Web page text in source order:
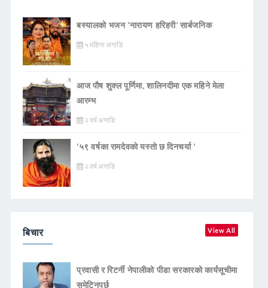
बस्यालको भजन ‘नारायण हरिहरी’ सार्बजनिक
५ महिना अगाडि
आज पौष शुक्ल पूर्णिमा, शालिनदीमा एक महिने मेला
आरम्भ
२ वर्ष अगाडि
‘५९ वर्षका रामदेवकाे यस्ताे छ दिनचर्या ’
२ वर्ष अगाडि
बिचार View All
प्रवासी र रिटर्नी नेपालीको पीडा सरकारको कार्यसूचीमा
समेटिनुपर्छ